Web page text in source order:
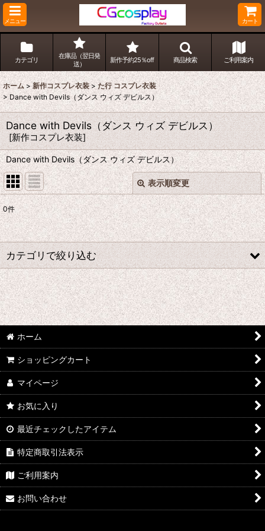
メニュー カート
カテゴリ
在庫品（翌日発
送）
新作予約25％off 商品検索 ご利用案内
ホーム > 新作コスプレ衣装 > た行 コスプレ衣装
> Dance with Devils（ダンス ウィズ デビルス）
Dance with Devils（ダンス ウィズ デビルス）
[新作コスプレ衣装]
Dance with Devils（ダンス ウィズ デビルス）
表示順変更
表示数:
並び順:
絞り込む
閉じる
0件
カテゴリで絞り込む
た行 コスプレ衣装 (全商品)
刀剣乱舞
デュラララ!!
ツキウタ。
東方Projectシリーズ
東京喰種トーキョーグール
超時空要塞マクロス
テラフォーマーズ
トリニティセブン
ホーム
ショッピングカート
マイページ
お気に入り
最近チェックしたアイテム
特定商取引法表示
ご利用案内
お問い合わせ